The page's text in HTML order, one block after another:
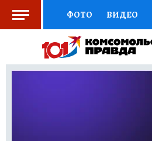
ФОТО ВИДЕО
СОЦПОДДЕРЖКА
ВЫБОР ЭКСПЕРТОВ